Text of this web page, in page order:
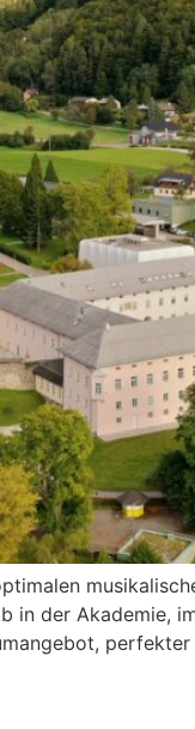
der Akademie,